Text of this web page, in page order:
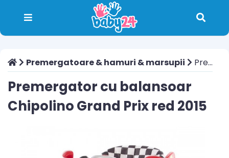
Premergatoare & hamuri & marsupii Premergator cu balansoar Chipolino Grand Prix red 2015
Premergator cu balansoar
Chipolino Grand Prix red 2015